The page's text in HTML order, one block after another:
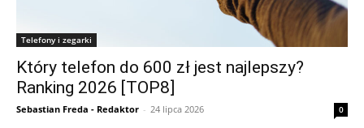
Telefony i zegarki
Który telefon do 600 zł jest najlepszy?
Ranking 2026 [TOP8]
Sebastian Freda - Redaktor - 24 lipca 2026 0